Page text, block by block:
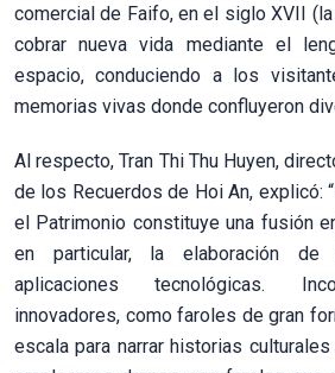
comercial de Faifo, en el siglo XVII
cobrar nueva vida mediante el
espacio, conduciendo a los
memorias vivas donde confluyeron
Al respecto, Tran Thi Thu Huyen,
de los Recuerdos de Hoi An, explicó:
el Patrimonio constituye una fusión
en particular, la elaboración
aplicaciones tecnológicas.
innovadores, como faroles de gran
escala para narrar historias